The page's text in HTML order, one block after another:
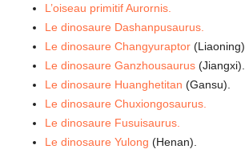
L’oiseau primitif Aurornis.
Le dinosaure Dashanpusaurus.
Le dinosaure Changyuraptor (Liaoning).
Le dinosaure Ganzhousaurus (Jiangxi).
Le dinosaure Huanghetitan (Gansu).
Le dinosaure Chuxiongosaurus.
Le dinosaure Fusuisaurus.
Le dinosaure Yulong (Henan).